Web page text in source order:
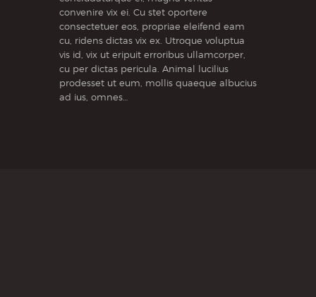
convenire vix ei. Cu stet oportere
consectetuer eos, propriae eleifend eam
cu, ridens dictas vix ex. Utroque voluptua
vis id, vix ut eripuit erroribus ullamcorper,
cu per dictas pericula. Animal lucilius
prodesset ut eum, mollis quaeque albucius
ad ius, omnes…